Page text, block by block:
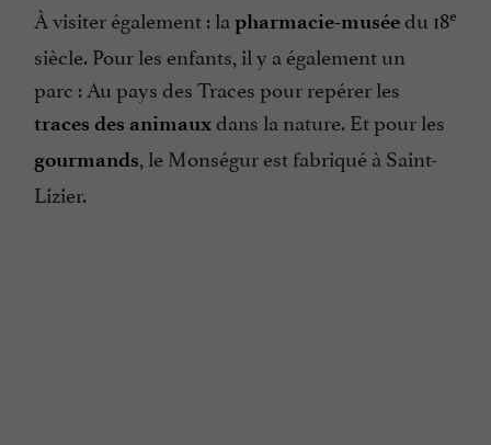
À visiter également : la pharmacie-muséedu 18e
siècle. Pour les enfants, il y a également un
parc : Au pays des Traces pour repérer les
traces des animauxdans la nature. Et pour les
gourmands, le Monségur est fabriqué à Saint-
Lizier.